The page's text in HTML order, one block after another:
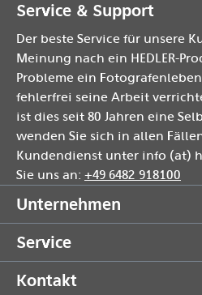
Service & Support
Der beste Service für unsere
Meinung nach ein HEDLER-
Probleme ein
fehlerfrei seine Arbeit
ist dies seit 80 Jahren eine
wenden Sie sich in allen
Kundendienst unter info (at)
Sie uns an: +49 6482 918100
Unternehmen
Service
Kontakt